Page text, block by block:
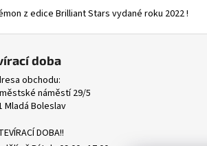
z edice Brilliant Stars vydané roku 2022 !
doba
obchodu:
náměstí 29/5
Mladá Boleslav
DOBA!!